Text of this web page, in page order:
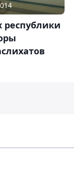
республики